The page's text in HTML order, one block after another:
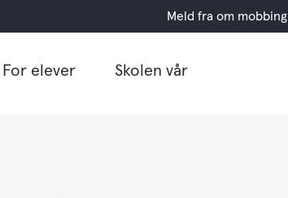
Meld fra om mobbing
For elever Skolen vår